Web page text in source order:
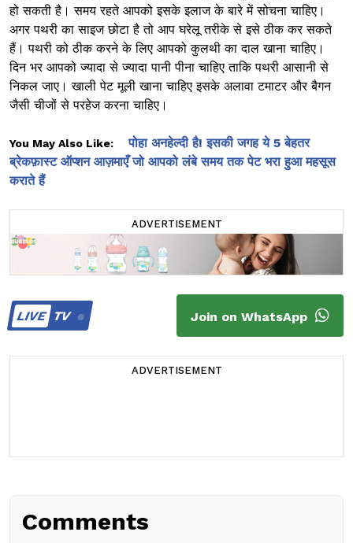
हो सकती है। समय रहते आपको इसके इलाज के बारे में सोचना चाहिए।
अगर पथरी का साइज छोटा है तो आप घरेलू तरीके से इसे ठीक कर सकते
हैं। पथरी को ठीक करने के लिए आपको कुलथी का दाल खाना चाहिए।
दिन भर आपको ज्यादा से ज्यादा पानी पीना चाहिए ताकि पथरी आसानी से
निकल जाए। खाली पेट मूली खाना चाहिए इसके अलावा टमाटर और बैगन
जैसी चीजों से परहेज करना चाहिए।
You May Also Like:
पोहा अनहेल्दी है! इसकी जगह ये 5 बेहतर
ब्रेकफ़ास्ट ऑप्शन आज़माएँ जो आपको लंबे समय तक पेट भरा हुआ महसूस
कराते हैं
ADVERTISEMENT
LIVETV Join on WhatsApp
ADVERTISEMENT
Comments